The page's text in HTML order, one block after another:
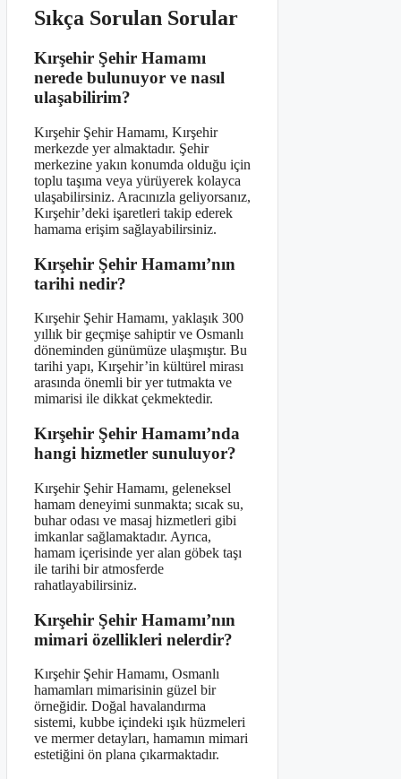
Sıkça Sorulan Sorular
Kırşehir Şehir Hamamı
nerede bulunuyor ve nasıl
ulaşabilirim?
Kırşehir Şehir Hamamı, Kırşehir
merkezde yer almaktadır. Şehir
merkezine yakın konumda olduğu için
toplu taşıma veya yürüyerek kolayca
ulaşabilirsiniz. Aracınızla geliyorsanız,
Kırşehir’deki işaretleri takip ederek
hamama erişim sağlayabilirsiniz.
Kırşehir Şehir Hamamı’nın
tarihi nedir?
Kırşehir Şehir Hamamı, yaklaşık 300
yıllık bir geçmişe sahiptir ve Osmanlı
döneminden günümüze ulaşmıştır. Bu
tarihi yapı, Kırşehir’in kültürel mirası
arasında önemli bir yer tutmakta ve
mimarisi ile dikkat çekmektedir.
Kırşehir Şehir Hamamı’nda
hangi hizmetler sunuluyor?
Kırşehir Şehir Hamamı, geleneksel
hamam deneyimi sunmakta; sıcak su,
buhar odası ve masaj hizmetleri gibi
imkanlar sağlamaktadır. Ayrıca,
hamam içerisinde yer alan göbek taşı
ile tarihi bir atmosferde
rahatlayabilirsiniz.
Kırşehir Şehir Hamamı’nın
mimari özellikleri nelerdir?
Kırşehir Şehir Hamamı, Osmanlı
hamamları mimarisinin güzel bir
örneğidir. Doğal havalandırma
sistemi, kubbe içindeki ışık hüzmeleri
ve mermer detayları, hamamın mimari
estetiğini ön plana çıkarmaktadır.